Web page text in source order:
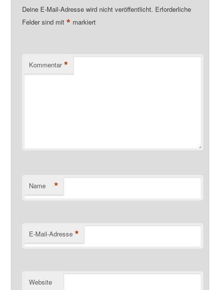
Deine E-Mail-Adresse wird nicht veröffentlicht. Erforderliche
Felder sind mit * markiert
Kommentar *
Name *
E-Mail-Adresse *
Website